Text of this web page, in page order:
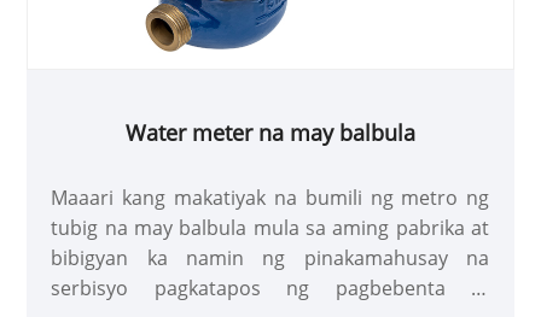
Water meter na may balbula
Maaari kang makatiyak na bumili ng metro ng
tubig na may balbula mula sa aming pabrika at
bibigyan ka namin ng pinakamahusay na
serbisyo pagkatapos ng pagbebenta at